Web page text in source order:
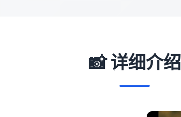
📸 详细介绍